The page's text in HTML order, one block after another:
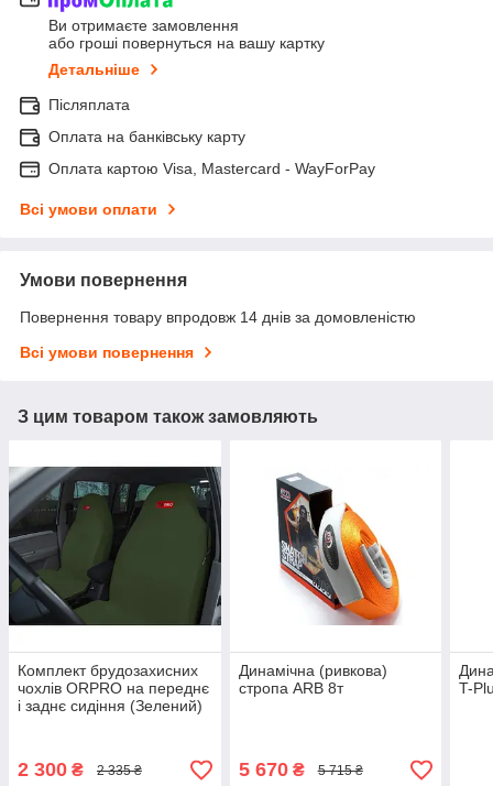
Ви отримаєте замовлення
або гроші повернуться на вашу картку
Детальніше
Післяплата
Оплата на банківську карту
Оплата картою Visa, Mastercard - WayForPay
Всі умови оплати
Умови повернення
Повернення товару впродовж 14 днів за домовленістю
Всі умови повернення
З цим товаром також замовляють
Комплект брудозахисних
чохлів ORPRO на переднє
і заднє сидіння (Зелений)
2 300 ₴ 2 335 ₴
Динамічна (ривкова)
стропа ARB 8т
5 670₴ 5 715 ₴
T-